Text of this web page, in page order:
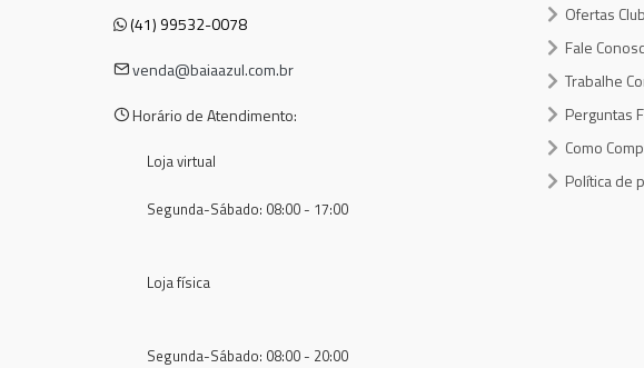
(41) 99532-0078
venda@baiaazul.com.br
Horário de Atendimento:
Loja virtual
Segunda-Sábado: 08:00 - 17:00
Loja física
Segunda-Sábado: 08:00 - 20:00
Ofertas
Fale
Trabalhe
Perguntas
Como
Política de